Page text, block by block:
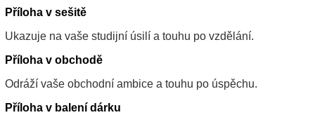
Příloha v sešitě
Ukazuje na vaše studijní úsilí a touhu po vzdělání.
Příloha v obchodě
Odráží vaše obchodní ambice a touhu po úspěchu.
Příloha v balení dárku